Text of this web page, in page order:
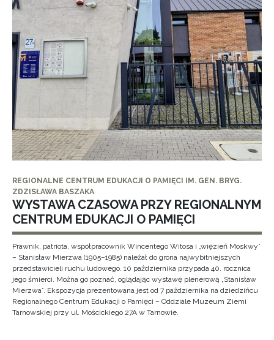
REGIONALNE CENTRUM EDUKACJI O PAMIĘCI IM. GEN. BRYG.
ZDZISŁAWA BASZAKA
WYSTAWA CZASOWA PRZY REGIONALNYM
CENTRUM EDUKACJI O PAMIĘCI
Prawnik, patriota, współpracownik Wincentego Witosa i „więzień Moskwy”
– Stanisław Mierzwa (1905–1985) należał do grona najwybitniejszych
przedstawicieli ruchu ludowego. 10 października przypada 40. rocznica
jego śmierci. Można go poznać, oglądając wystawę plenerową „Stanisław
Mierzwa”. Ekspozycja prezentowana jest od 7 października na dziedzińcu
Regionalnego Centrum Edukacji o Pamięci – Oddziale Muzeum Ziemi
Tarnowskiej przy ul. Mościckiego 27A w Tarnowie.